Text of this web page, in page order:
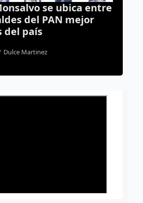
Centro Histórico estrenará
transporte eléctrico
finales de agosto
1 agosto, 2026